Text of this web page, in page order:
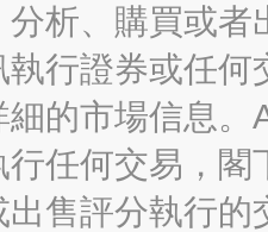
析、購買或
行證券或任
的市場信息
任何交易，
售評分執行的